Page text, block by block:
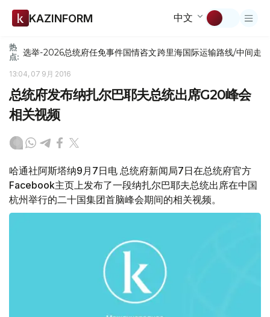
KAZINFORM 中文
热
点: 选举-2026总统府任免事件国情咨文跨里海国际运输路线/中间走廊
13:04, 07 9月 2016
总统府发布纳扎尔巴耶夫总统出席G20峰会
相关视频
哈通社阿斯塔纳9月7日电 总统府新闻局7日在总统府官方
Facebook主页上发布了一段纳扎尔巴耶夫总统出席在中国
杭州举行的二十国集团首脑峰会期间的相关视频。